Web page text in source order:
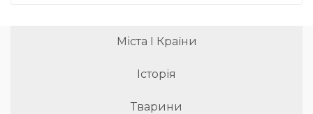
Міста І Країни
Історія
Тварини